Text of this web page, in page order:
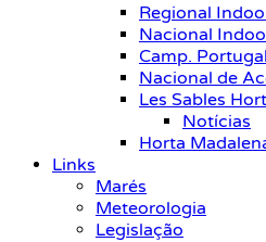
Regional
Nacional
Camp.
Nacional de
Les Sables
Notícias
Horta
Links
Marés
Meteorologia
Legislação